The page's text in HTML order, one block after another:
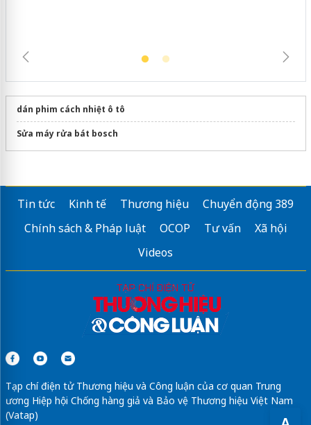
dán phim cách nhiệt ô tô
Sửa máy rửa bát bosch
Tin tức Kinh tế Thương hiệu
Chuyển động 389
Chính sách & Pháp luật
OCOP Tư vấn
Xã hội
Videos
Tạp chí điện tử Thương hiệu và Công luận của cơ quan Trung
ương Hiệp hội Chống hàng giả và Bảo vệ Thương hiệu Việt Nam
(Vatap)